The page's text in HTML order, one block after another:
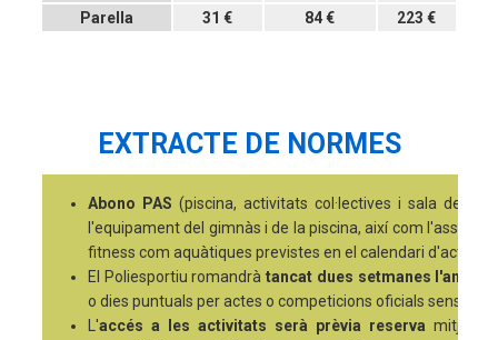
Parella 31 € 84 € 223 €
EXTRACTE DE NORMES
Abono PAS (piscina, activitats col·lectives i sala de
l'equipament del gimnàs i de la piscina, així com
fitness com aquàtiques previstes en el calendari
El Poliesportiu romandrà tancat dues setmanes l'any
o dies puntuals per actes o competicions oficials sense
L'accés a les activitats serà prèvia reserva